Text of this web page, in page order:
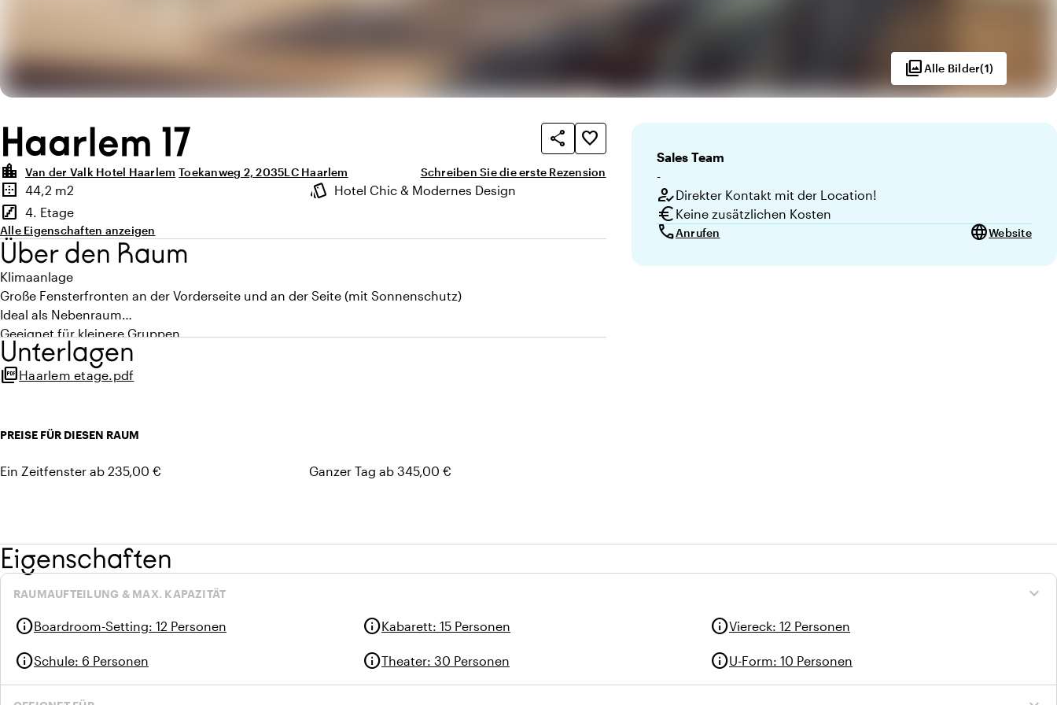
photo_libraryAlle Bilder(1)
Haarlem 17 share
favorite_border
location_city
Van der Valk Hotel Haarlem Toekanweg 2, 2035LC Haarlem Schreiben Sie die erste Rezension
Highlights
border_outer
Fläche
44,2 m2 style
Ambiente
Hotel Chic & Modernes Design
stairs
Stockwerk
4. Etage
Alle Eigenschaften anzeigen
Über den Raum
Klimaanlage
Große Fensterfronten an der Vorderseite und an der Seite (mit Sonnenschutz)
Ideal als Nebenraum
Geeignet für kleinere Gruppen
Mobiles 65 Zoll TV-Bildschirm
Hausautomationssteuerung über Bedienfeld (Ton, Licht, Temperatur)
Schallschutzwände
Unterlagen
picture_as_pdfHaarlem etage.pdf
PREISE FÜR DIESEN RAUM
Ein Zeitfenster ab 235,00 € Ganzer Tag ab 345,00 €
Sales Team
-
how_to_regDirekter Kontakt mit der Location!
euro Keine zusätzlichen Kosten
callAnrufen languageWebsite
Eigenschaften
expand_more
RAUMAUFTEILUNG & MAX. KAPAZITÄT
infoBoardroom-Setting: 12 Personen infoKabarett: 15 Personen infoViereck: 12 Personen
infoSchule: 6 Personen infoTheater: 30 Personen infoU-Form: 10 Personen